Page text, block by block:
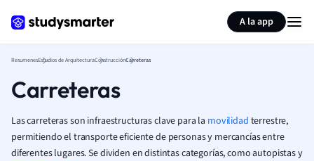
A la app
ResumenesEstudios de ArquitecturaConstrucciónCarreteras
Carreteras
Las carreteras son infraestructuras clave para la movilidad terrestre,
permitiendo el transporte eficiente de personas y mercancías entre
diferentes lugares. Se dividen en distintas categorías, como autopistas y
Resumir página